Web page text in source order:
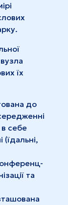
їх
до
себе
(їдальні,
та